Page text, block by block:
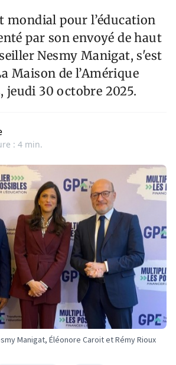
mondial pour l’éducation
par son envoyé de haut
Nesmy Manigat, s'est
Maison de l’Amérique
jeudi 30 octobre 2025.
: 4 min.
Manigat, Éléonore Caroit et Rémy Rioux